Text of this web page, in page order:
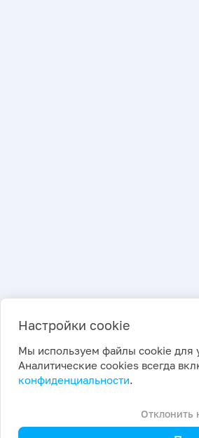
Настройки cookie
Мы используем файлы cookie для
Аналитические cookies всегда
конфиденциальности.
Отклонить